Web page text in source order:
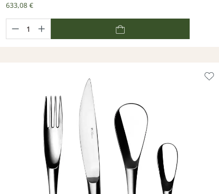
633,08 €